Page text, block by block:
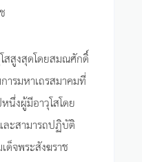
สสูงสุดโดยสมณศักดิ์
รมหาเถรสมาคมที่
นึ่งผู้มีอาวุโสโดย
ะสามารถปฏิบัติ
จพระสังฆราช